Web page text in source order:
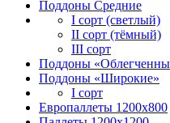
Поддоны Средние
I сорт (светлый)
II сорт (тёмный)
III сорт
Поддоны
Поддоны «Широкие»
I сорт
Европаллеты 1200х800